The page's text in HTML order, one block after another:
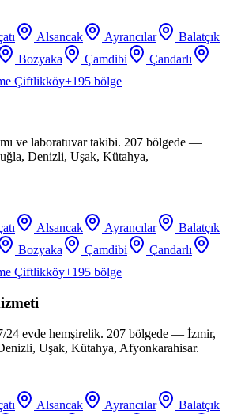
Alsancak Ayrancılar
Balatçık
Bozyaka Çamdibi
Çandarlı
Çiftlikköy+195 bölge
ve laboratuvar takibi. 207 bölgede —
Denizli, Uşak, Kütahya,
Alsancak Ayrancılar
Balatçık
Bozyaka Çamdibi
Çandarlı
Çiftlikköy+195 bölge
24 evde hemşirelik. 207 bölgede — İzmir,
Uşak, Kütahya, Afyonkarahisar.
Alsancak Ayrancılar Balatçık